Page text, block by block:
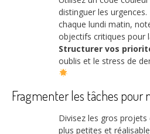
distinguer les
chaque lundi matin,
objectifs critiques pour
Structurer vos
oublis et le stress de
Fragmenter les tâches pour
Divisez les gros projets
plus petites et